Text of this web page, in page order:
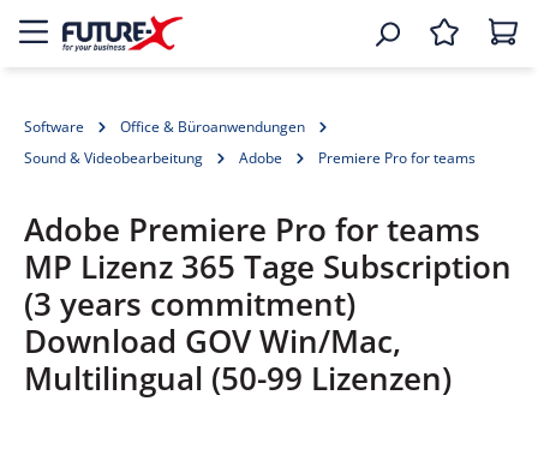
Software
Office & Büroanwendungen
Sound & Videobearbeitung
Adobe Premiere Pro for teams
Adobe Premiere Pro for teams
MP Lizenz 365 Tage Subscription
(3 years commitment)
Download GOV Win/Mac,
Multilingual (50-99 Lizenzen)